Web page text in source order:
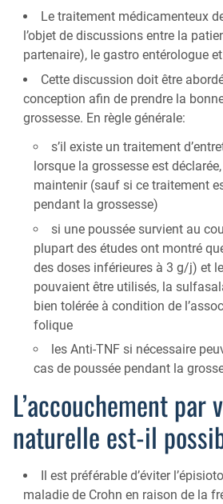
Le traitement médicamenteux
l’objet de discussions entre la
partenaire), le gastro entérologue
Cette discussion doit être
conception afin de prendre la
grossesse. En règle générale:
s’il existe un traitement
lorsque la grossesse est
maintenir (sauf si ce traitement
pendant la grossesse)
si une poussée survient au
plupart des études ont montré
des doses inférieures à 3 g/j) et
pouvaient être utilisés, la
bien tolérée à condition de
folique
les Anti-TNF si nécessaire
cas de poussée pendant la
L’accouchement par
naturelle est-il
Il est préférable d’éviter
maladie de Crohn en raison de la